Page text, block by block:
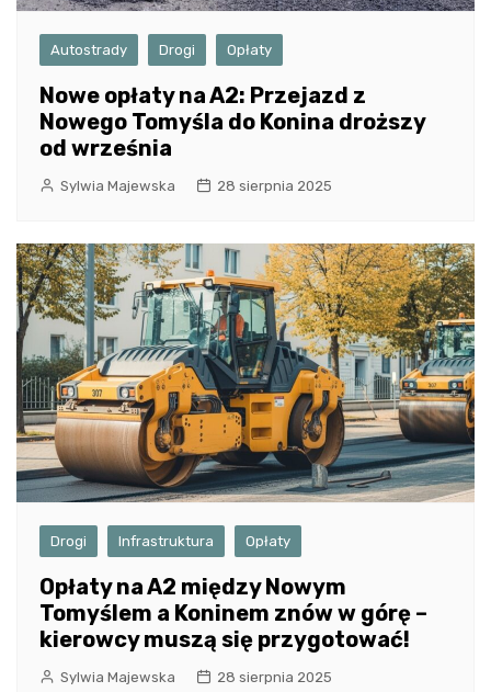
Autostrady Drogi Opłaty
Nowe opłaty na A2: Przejazd z
Nowego Tomyśla do Konina droższy
od września
Sylwia Majewska 28 sierpnia 2025
Drogi Infrastruktura Opłaty
Opłaty na A2 między Nowym
Tomyślem a Koninem znów w górę –
kierowcy muszą się przygotować!
Sylwia Majewska 28 sierpnia 2025